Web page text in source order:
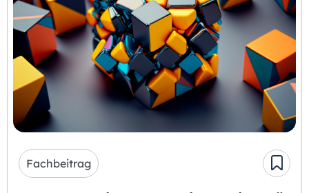
Fachbeitrag